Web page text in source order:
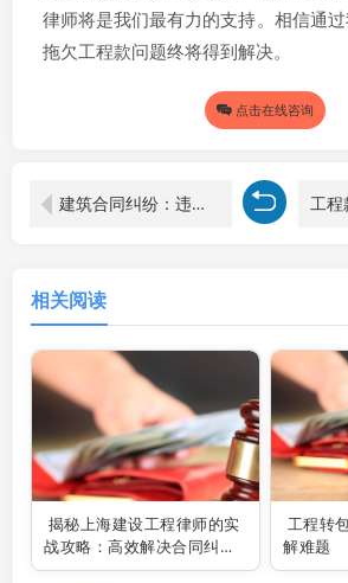
律师将是我们最有力的支持。相信通过
拖欠工程款问题终将得到解决。
点击在线咨询
建筑合同纠纷：违章建筑合同无效，如何维权索赔？
相关阅读
揭秘上海建设工程律师的实
战攻略：高效解决合同纠纷
的秘诀
工程转
解难题